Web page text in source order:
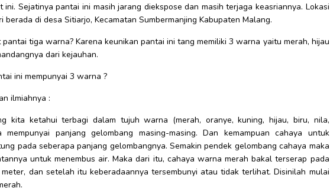
ini. Sejatinya pantai ini masih jarang diekspose dan masih terjaga keasriannya. Lokasi
di desa Sitiarjo, Kecamatan Sumbermanjing Kabupaten Malang.
tiga warna? Karena keunikan pantai ini tang memiliki 3 warna yaitu merah, hijau
dari kejauhan.
ini mempunyai 3 warna ?
ilmiahnya :
kita ketahui terbagi dalam tujuh warna (merah, oranye, kuning, hijau, biru, nila,
panjang gelombang masing-masing. Dan kemampuan cahaya untuk
pada seberapa panjang gelombangnya. Semakin pendek gelombang cahaya maka
untuk menembus air. Maka dari itu, cahaya warna merah bakal terserap pada
dan setelah itu keberadaannya tersembunyi atau tidak terlihat. Disinilah mulai